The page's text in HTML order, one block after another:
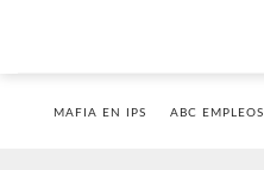
MAFIA EN IPS ABC EMPLEOS